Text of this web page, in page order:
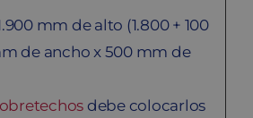
mm de alto (1.800 + 100
de ancho x 500 mm de
debe colocarlos